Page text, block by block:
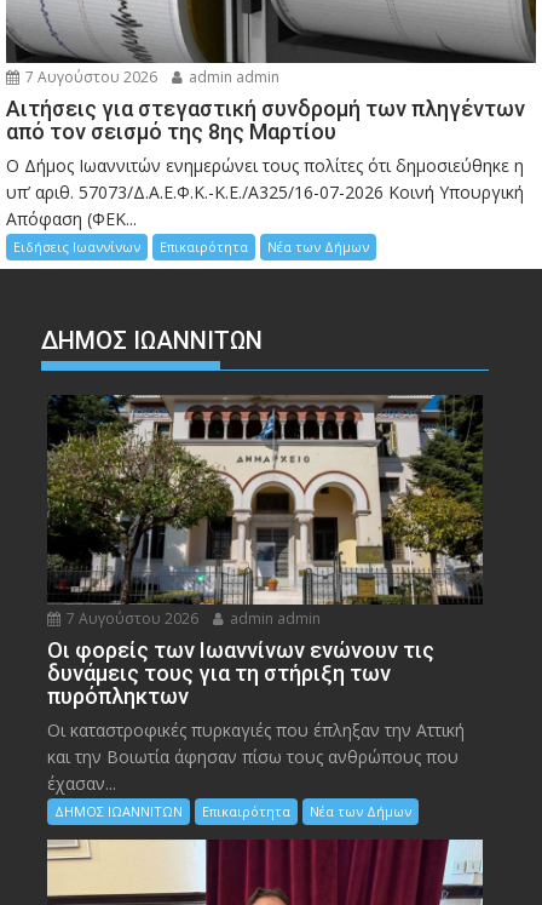
7 Αυγούστου 2026 admin admin
Αιτήσεις για στεγαστική συνδρομή των πληγέντων
από τον σεισμό της 8ης Μαρτίου
Ο Δήμος Ιωαννιτών ενημερώνει τους πολίτες ότι δημοσιεύθηκε η
υπ’ αριθ. 57073/Δ.Α.Ε.Φ.Κ.-Κ.Ε./Α325/16-07-2026 Κοινή Υπουργική
Απόφαση (ΦΕΚ...
Ειδήσεις Ιωαννίνων Επικαιρότητα Νέα των Δήμων
ΔΗΜΟΣ ΙΩΑΝΝΙΤΩΝ
7 Αυγούστου 2026 admin admin
Οι φορείς των Ιωαννίνων ενώνουν τις
δυνάμεις τους για τη στήριξη των
πυρόπληκτων
Οι καταστροφικές πυρκαγιές που έπληξαν την Αττική
και την Bοιωτία άφησαν πίσω τους ανθρώπους που
έχασαν...
ΔΗΜΟΣ ΙΩΑΝΝΙΤΩΝ Επικαιρότητα Νέα των Δήμων